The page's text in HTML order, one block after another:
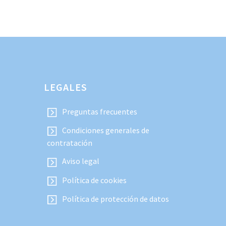
LEGALES
Preguntas frecuentes
Condiciones generales de
contratación
Aviso legal
Política de cookies
Política de protección de datos